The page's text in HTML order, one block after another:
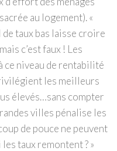
au logement). «
taux bas laisse croire
c’est faux ! Les
ce niveau de rentabilité
les meilleurs
élevés…sans compter
villes pénalise les
de pouce ne peuvent
taux remontent ? »